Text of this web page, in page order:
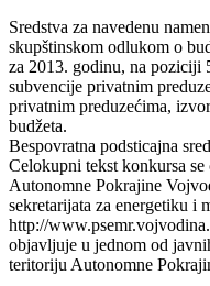
Sredstva za navedenu
skupštinskom odlukom o
za 2013. godinu, na poziciji
subvencije privatnim
privatnim preduzećima,
budžeta.
Bespovratna podsticajna
Celokupni tekst konkursa
Autonomne Pokrajine
sekretarijata za energetiku i
http://
objavljuje u jednom od
teritoriju Autonomne